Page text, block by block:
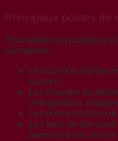
Principaux postes de
Pour établir un business
considérer :
Le coût d’achat
saisons
Les charges
(réfrigération,
Les rémunérations
Les frais de
favorisant les circuits